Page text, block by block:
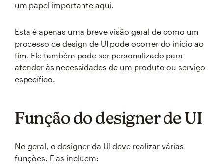
um papel importante aqui.
Esta é apenas uma breve visão geral de como um
processo de design de UI pode ocorrer do início ao
fim. Ele também pode ser personalizado para
atender às necessidades de um produto ou serviço
específico.
Função do designer de UI
No geral, o designer da UI deve realizar várias
funções. Elas incluem: